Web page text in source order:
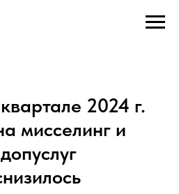
2024 г.
мисселинг и